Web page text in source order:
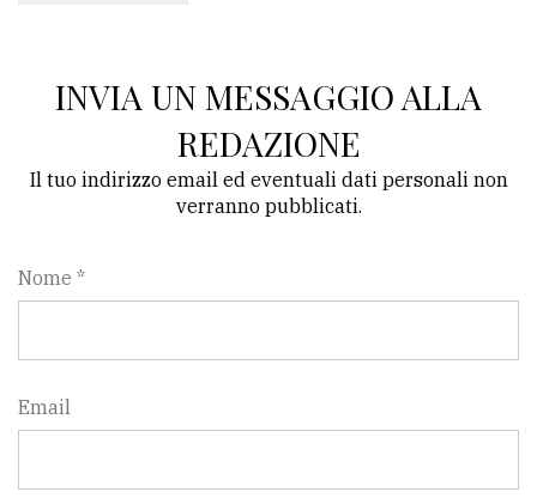
INVIA UN MESSAGGIO ALLA
REDAZIONE
Il tuo indirizzo email ed eventuali dati personali non
verranno pubblicati.
Nome *
Email